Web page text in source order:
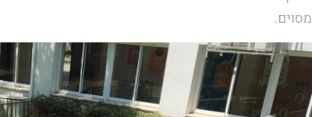
מסוים.